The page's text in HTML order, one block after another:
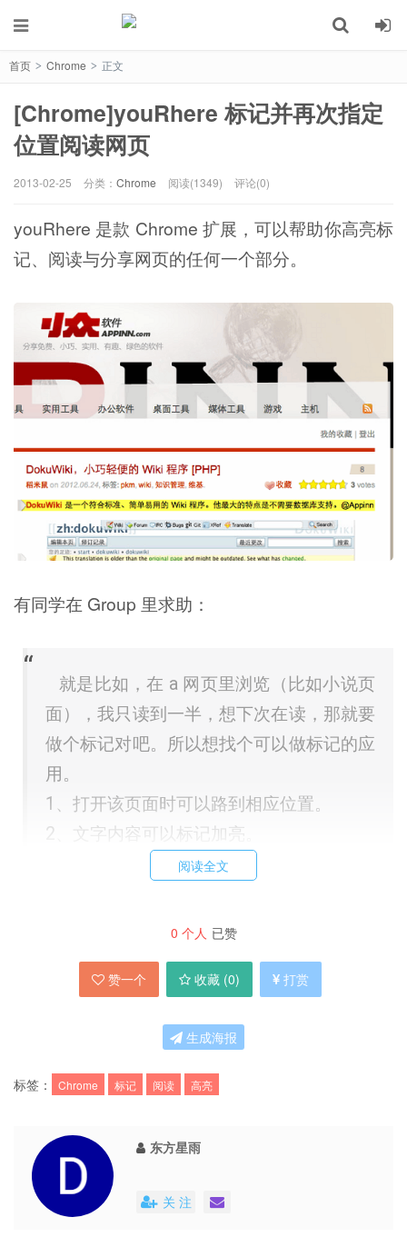
首页 > Chrome > 正文
[Chrome]youRhere 标记并再次指定
位置阅读网页
2013-02-25 分类： Chrome 阅读(1349) 评论(0)
youRhere 是款 Chrome 扩展，可以帮助你高亮标
记、阅读与分享网页的任何一个部分。
有同学在 Group 里求助：
就是比如，在 a 网页里浏览（比如小说页
面），我只读到一半，想下次在读，那就要
做个标记对吧。所以想找个可以做标记的应
用。
1、打开该页面时可以路到相应位置。
2、文字内容可以标记加亮。
如此之类的，Chrome 应用不知有没有，如
同学推荐了这款 Chrome 扩展
youRhere。
后会在任意页面的任意文字行左
栏点击youRhere按钮会出现目前已标记列表，
对于浏览网页有随便双击喜欢的人来说比较麻烦，
你需要克服这个问题。
阅读全文
0 个人 已赞
赞一个 收藏 (0) 打赏
生成海报
标签： Chrome 标记 阅读 高亮
东方星雨
关 注